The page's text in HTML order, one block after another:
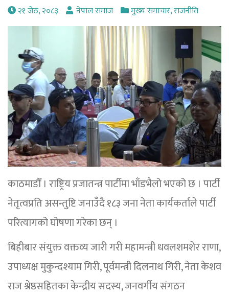
२१ जेठ, २०८३ नेपाल समाज मुख्य समाचार,राजनीति
काठमाडौँ । राष्ट्रिय प्रजातन्त्र पार्टीमा भाँडभैलो भएको छ । पार्टी
नेतृत्वप्रति असन्तुष्टि जनाउँदै १८३ जना नेता कार्यकर्ताले पार्टी
परित्यागको घोषणा गरेका छन् ।
बिहीबार संयुक्त वक्तव्य जारी गरी महामन्त्री धवलशमशेर राणा,
उपाध्यक्ष मुकुन्दश्याम गिरी, पूर्वमन्त्री दिलनाथ गिरी, नेता केशव
राज श्रेष्ठसहितका केन्द्रीय सदस्य, जनवर्गीय संगठन